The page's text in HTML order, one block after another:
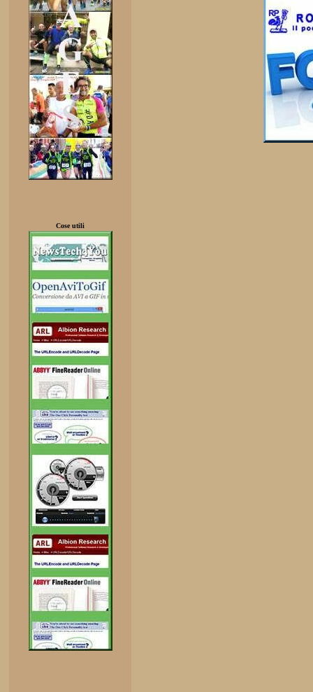
Cose utili